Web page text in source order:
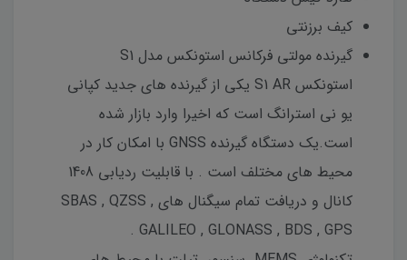
کیف برزنتی
گیرنده مولتی فرکانس استونکس مدل S1
استونکس S1 AR یکی از گیرنده های جدید کپانی
یو نی استرانگ است که اخیرا وارد بازار شده
است.یک دستگاه گیرنده GNSS با امکان کار در
محیط های مختلف است . با قابلیت ردیابی 1408
کانال و دریافت تمام سیگنال های SBAS , QZSS ,
GALILEO , GLONASS , BDS , GPS .